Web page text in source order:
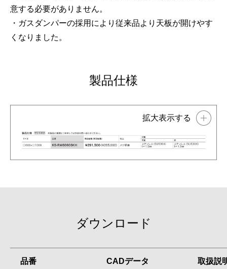
意する必要がありません。
・ガスダンパーの採用により従来品より天板が開けやす
くなりました。
製品仕様
ダウンロード
品番 CADデータ 取扱説